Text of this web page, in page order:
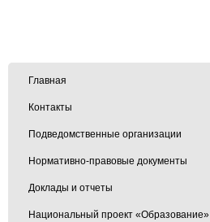
Главная
Контакты
Подведомственные организации
Нормативно-правовые документы
Доклады и отчеты
Национальный проект «Образование»